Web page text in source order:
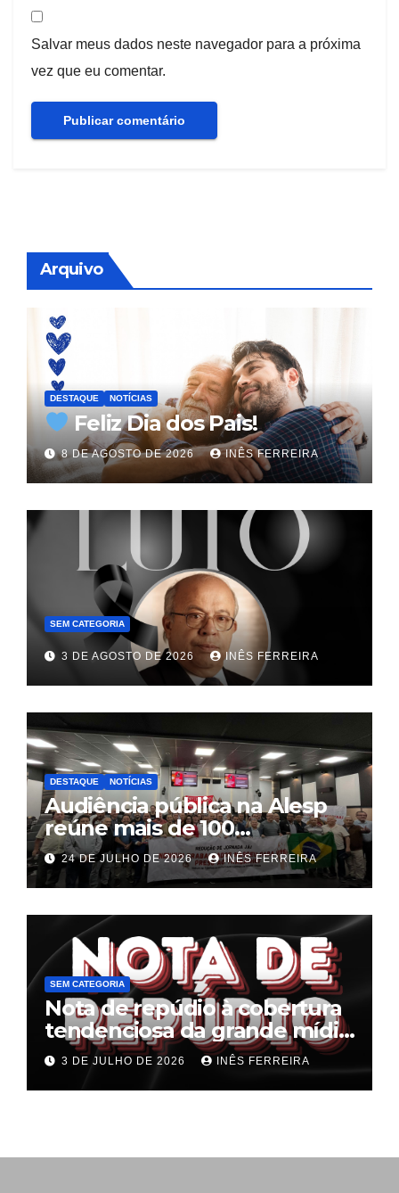
Salvar meus dados neste navegador para a próxima
vez que eu comentar.
Arquivo
DESTAQUE NOTÍCIAS
Feliz Dia dos Pais!
8 DE AGOSTO DE 2026 INÊS FERREIRA
SEM CATEGORIA
3 DE AGOSTO DE 2026 INÊS FERREIRA
DESTAQUE NOTÍCIAS
Audiência pública na Alesp
reúne mais de 100
trabalhadores e define pauta
unificada para a hotelaria e
gastronomia
24 DE JULHO DE 2026 INÊS FERREIRA
SEM CATEGORIA
Nota de repúdio à cobertura
tendenciosa da grande mídia
sobre o fim da escala 6×1
3 DE JULHO DE 2026 INÊS FERREIRA